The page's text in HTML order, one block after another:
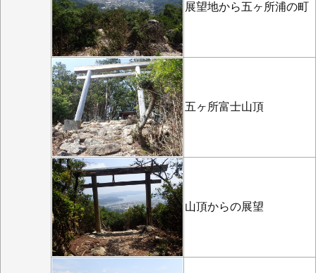
展望地から五ヶ所浦の町
五ヶ所富士山頂
山頂からの展望